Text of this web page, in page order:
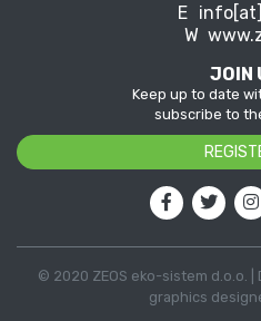
E
W
JOIN
Keep up to date
subscribe to
© 2020 ZEOS eko-sistem d.o.o. |
graphics